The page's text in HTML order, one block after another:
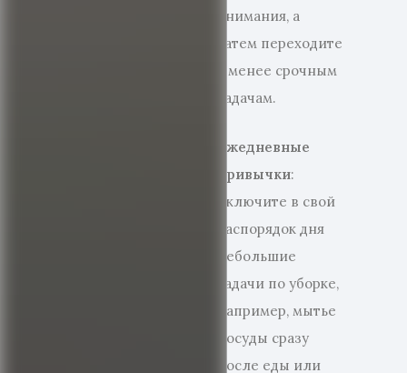
внимания, а
затем переходите
к менее срочным
задачам.
Ежедневные
привычки:
Включите в свой
распорядок дня
небольшие
задачи по уборке,
например, мытье
посуды сразу
после еды или